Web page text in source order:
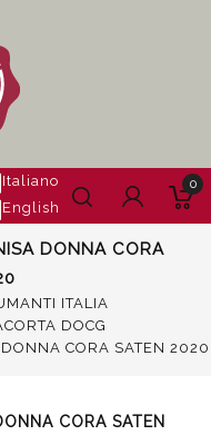
Italiano
English
0
DONNA CORA
ITALIA
DOCG
CORA SATEN 2020
CORA SATEN